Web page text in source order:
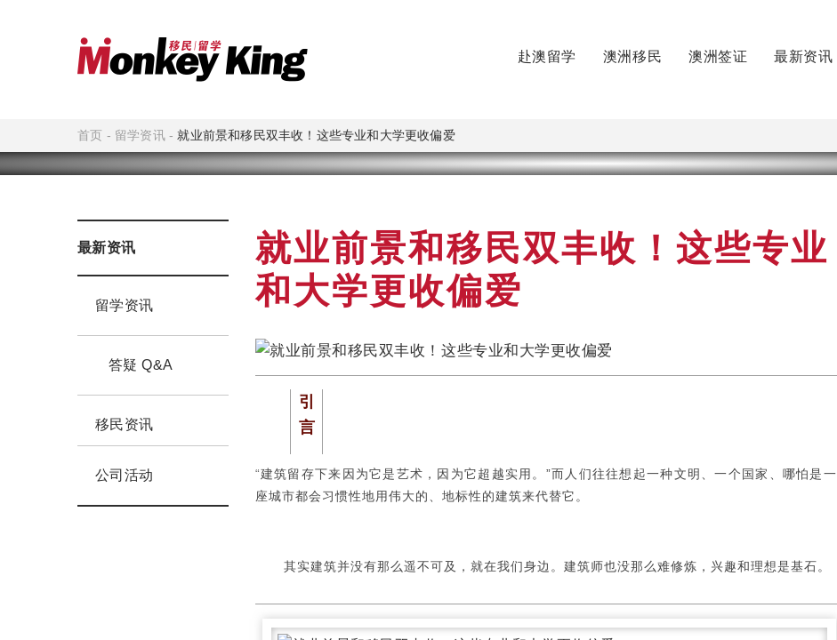
赴澳留学 澳洲移民 澳洲签证 最新资讯
首页 - 留学资讯-就业前景和移民双丰收！这些专业和大学更收偏爱
最新资讯
留学资讯
答疑 Q&A
移民资讯
公司活动
就业前景和移民双丰收！这些专业
和大学更收偏爱
引
言
“建筑留存下来因为它是艺术，因为它超越实用。”而人们往往想起一种文明、一个国家、哪怕是一
座城市都会习惯性地用伟大的、地标性的建筑来代替它。
其实建筑并没有那么遥不可及，就在我们身边。建筑师也没那么难修炼，兴趣和理想是基石。